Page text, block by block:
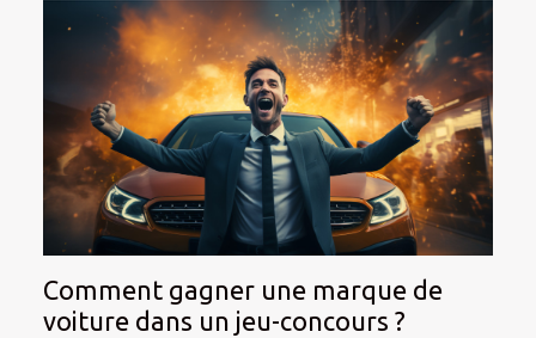
Comment gagner une marque de
voiture dans un jeu-concours ?